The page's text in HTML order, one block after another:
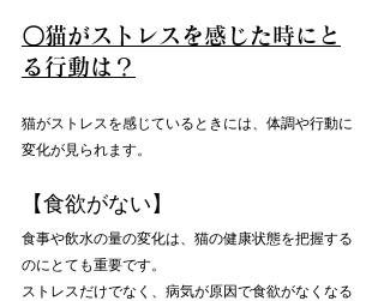
〇猫がストレスを感じた時にと
る行動は？
猫がストレスを感じているときには、体調や行動に
変化が見られます。
【食欲がない】
食事や飲水の量の変化は、猫の健康状態を把握する
のにとても重要です。
ストレスだけでなく、病気が原因で食欲がなくなる